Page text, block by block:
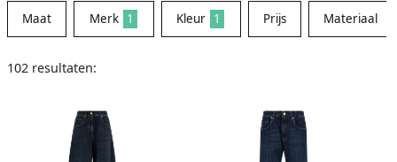
Maat Merk 1 Kleur 1 Prijs Materiaal
102 resultaten: